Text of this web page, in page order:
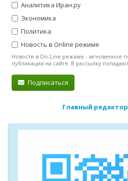
Аналитика Иран.ру
Экономика
Политика
Новость в Online режиме
Новости в On-Line режиме - мгновенное
публикации на сайте. В рассылку
Подписаться
Главный